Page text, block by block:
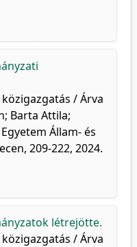
/ Árva
Barta Attila;
Állam- és
209-222, 2024.
létrejötte.
/ Árva